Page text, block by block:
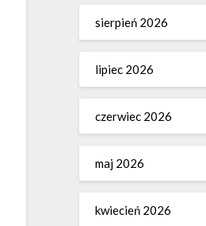
sierpień 2026
lipiec 2026
czerwiec 2026
maj 2026
kwiecień 2026